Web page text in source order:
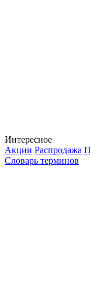
Интересное
Акции Распродажа
Словарь терминов